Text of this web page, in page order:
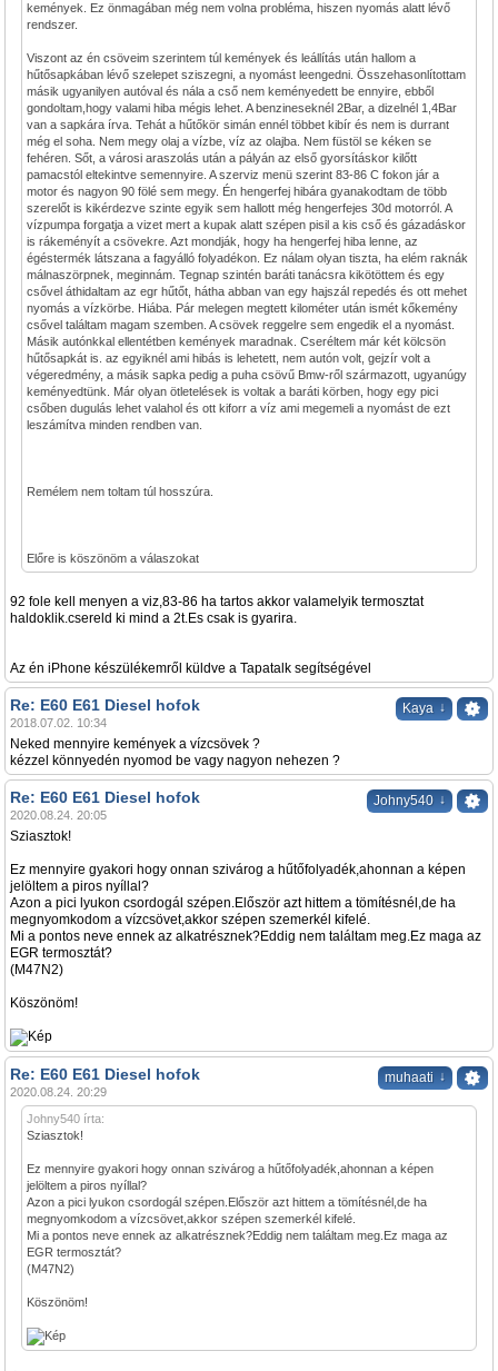
kemények. Ez önmagában még nem volna probléma, hiszen nyomás alatt lévő
rendszer.
Viszont az én csöveim szerintem túl kemények és leállítás után hallom a
hűtősapkában lévő szelepet sziszegni, a nyomást leengedni. Összehasonlítottam
másik ugyanilyen autóval és nála a cső nem keményedett be ennyire, ebből
gondoltam,hogy valami hiba mégis lehet. A benzineseknél 2Bar, a dizelnél 1,4Bar
van a sapkára írva. Tehát a hűtőkör simán ennél többet kibír és nem is durrant
még el soha. Nem megy olaj a vízbe, víz az olajba. Nem füstöl se kéken se
fehéren. Sőt, a városi araszolás után a pályán az első gyorsításkor kilőtt
pamacstól eltekintve semennyire. A szerviz menü szerint 83-86 C fokon jár a
motor és nagyon 90 fölé sem megy. Én hengerfej hibára gyanakodtam de több
szerelőt is kikérdezve szinte egyik sem hallott még hengerfejes 30d motorról. A
vízpumpa forgatja a vizet mert a kupak alatt szépen pisil a kis cső és gázadáskor
is rákeményít a csövekre. Azt mondják, hogy ha hengerfej hiba lenne, az
égéstermék látszana a fagyálló folyadékon. Ez nálam olyan tiszta, ha elém raknák
málnaszörpnek, meginnám. Tegnap szintén baráti tanácsra kikötöttem és egy
csővel áthidaltam az egr hűtőt, hátha abban van egy hajszál repedés és ott mehet
nyomás a vízkörbe. Hiába. Pár melegen megtett kilométer után ismét kőkemény
csővel találtam magam szemben. A csövek reggelre sem engedik el a nyomást.
Másik autónkkal ellentétben kemények maradnak. Cseréltem már két kölcsön
hűtősapkát is. az egyiknél ami hibás is lehetett, nem autón volt, gejzír volt a
végeredmény, a másik sapka pedig a puha csövű Bmw-ről származott, ugyanúgy
keményedtünk. Már olyan ötletelések is voltak a baráti körben, hogy egy pici
csőben dugulás lehet valahol és ott kiforr a víz ami megemeli a nyomást de ezt
leszámítva minden rendben van.
Remélem nem toltam túl hosszúra.
Előre is köszönöm a válaszokat
92 fole kell menyen a viz,83-86 ha tartos akkor valamelyik termosztat
haldoklik.csereld ki mind a 2t.Es csak is gyarira.
Az én iPhone készülékemről küldve a Tapatalk segítségével
Kaya ↓
Re: E60 E61 Diesel hofok
2018.07.02. 10:34
Neked mennyire kemények a vízcsövek ?
kézzel könnyedén nyomod be vagy nagyon nehezen ?
Johny540 ↓
Re: E60 E61 Diesel hofok
2020.08.24. 20:05
Sziasztok!
Ez mennyire gyakori hogy onnan szivárog a hűtőfolyadék,ahonnan a képen
jelöltem a piros nyíllal?
Azon a pici lyukon csordogál szépen.Először azt hittem a tömítésnél,de ha
megnyomkodom a vízcsövet,akkor szépen szemerkél kifelé.
Mi a pontos neve ennek az alkatrésznek?Eddig nem találtam meg.Ez maga az
EGR termosztát?
(M47N2)
Köszönöm!
muhaati ↓
Re: E60 E61 Diesel hofok
2020.08.24. 20:29
Johny540 írta:
Sziasztok!
Ez mennyire gyakori hogy onnan szivárog a hűtőfolyadék,ahonnan a képen
jelöltem a piros nyíllal?
Azon a pici lyukon csordogál szépen.Először azt hittem a tömítésnél,de ha
megnyomkodom a vízcsövet,akkor szépen szemerkél kifelé.
Mi a pontos neve ennek az alkatrésznek?Eddig nem találtam meg.Ez maga az
EGR termosztát?
(M47N2)
Köszönöm!